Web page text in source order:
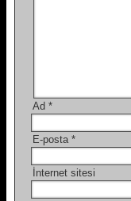
Ad *
E-posta *
İnternet sitesi